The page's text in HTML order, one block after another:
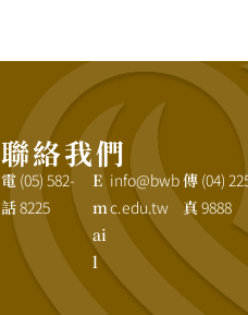
聯絡我們
電
話
(05) 582-
8225
E
m
ai
l
info@bwb
c.edu.tw
傳
真
(04)
9888